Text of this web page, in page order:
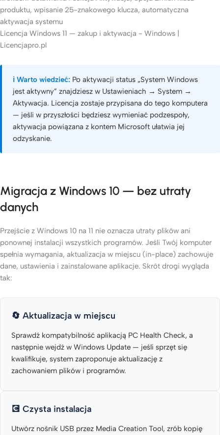
Licencja Windows 11 — zakup i aktywacja - Windows |
Licencjapro.pl
ℹ️ Warto wiedzieć: Po aktywacji status „System Windows
jest aktywny” znajdziesz w Ustawieniach → System →
Aktywacja. Licencja zostaje przypisana do tego komputera
— jeśli w przyszłości będziesz wymieniać podzespoły,
aktywacja powiązana z kontem Microsoft ułatwia jej
odzyskanie.
Migracja z Windows 10 — bez utraty
danych
Przejście z Windows 10 na 11 nie oznacza utraty plików ani
ponownej instalacji wszystkich programów. Jeśli Twój komputer
spełnia wymagania, aktualizacja w miejscu (in-place) zachowuje
dane, ustawienia i zainstalowane aplikacje. Skrót drogi wygląda
tak:
🔄 Aktualizacja w miejscu
Sprawdź kompatybilność aplikacją PC Health Check, a
następnie wejdź w Windows Update — jeśli sprzęt się
kwalifikuje, system zaproponuje aktualizację z
zachowaniem plików i programów.
💽 Czysta instalacja
Utwórz nośnik USB przez Media Creation Tool, zrób kopię